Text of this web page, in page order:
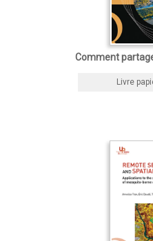
Comment
Livre